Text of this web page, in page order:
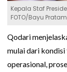
Kepala Staf
FOTO/Bayu
Qodari
mulai dari
operasional,